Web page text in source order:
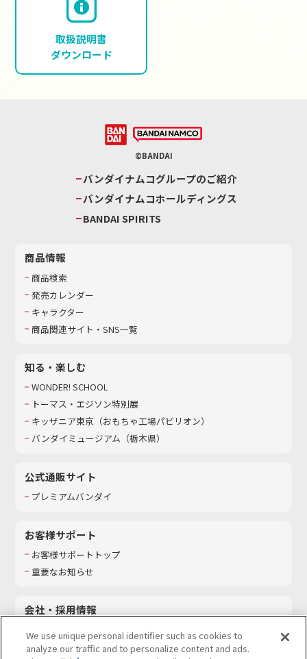
取扱説明書
ダウンロード
©BANDAI
バンダイナムコグループのご紹介
バンダイナムコホールディングス
BANDAI SPIRITS
商品情報
商品検索
発売カレンダー
キャラクター
商品関連サイト・SNS一覧
知る・楽しむ
WONDER! SCHOOL
トーマス・エジソン特別展
キッザニア東京（おもちゃ工場パビリオン）​
バンダイミュージアム（栃木県）
公式通販サイト
プレミアムバンダイ
お客様サポート
お客様サポートトップ
重要なお知らせ
会社・採用情報
採用情報
We use unique personal identifier such as cookies to
analyze our traffic and to personalize content and ads.